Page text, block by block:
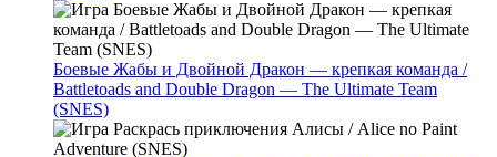
Боевые Жабы и Двойной Дракон — крепкая команда /
Battletoads and Double Dragon — The Ultimate Team
(SNES)